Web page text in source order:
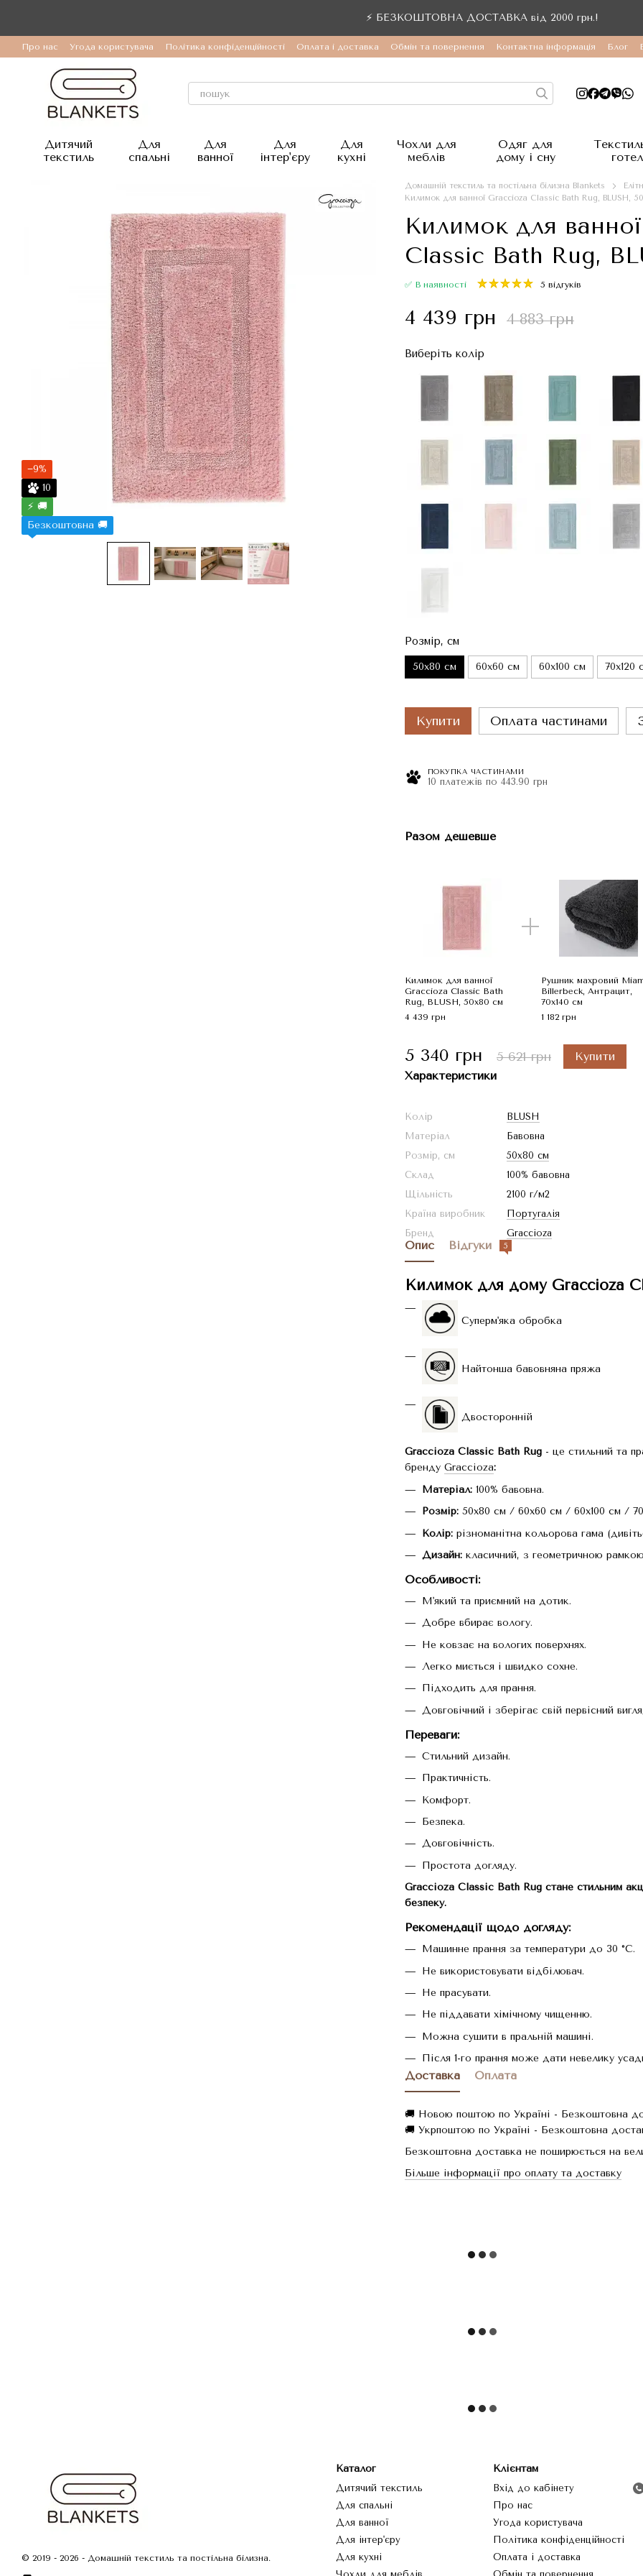
⚡ БЕЗКОШТОВНА ДОСТАВКА від 2000 грн.!
Про нас Угода користувача Політика конфіденційності Оплата і доставка Обмін та повернення Контактна інформація Блог
Дитячий
текстиль
Для
спальні
Для
ванної
Для
інтер'єру
Для
кухні
Чохли для
меблів
Одяг для
дому і сну
−9%
10
⚡ 🚚
Безкоштовна 🚚
Домашній текстиль та постільна білизна Blankets
Килимок для ванної Graccioza Classic Bath Rug, BLUSH,
Килимок для
Classic Bath Rug,
✅ В наявності 5 відгуків
4 439 грн 4 883 грн
Виберіть колір
Розмір, см
50x80 см 60x60 см 60x100 см 70x120
Купити Оплата частинами
ПОКУПКА ЧАСТИНАМИ
10 платежів по 443.90 грн
Разом дешевше
Килимок для ванної
Graccioza Classic Bath
Rug, BLUSH, 50x80 см
4 439 грн
Рушник махровий
Billerbeck, Антрацит,
70x140 см
1 182 грн
5 340 грн 5 621 грн Купити
Характеристики
Колір
BLUSH
Матеріал
Бавовна
Розмір, см
50x80 см
Склад
100% бавовна
Щільність
2100 г/м2
Країна виробник
Португалія
Бренд
Graccioza
Опис Відгуки 5
Килимок для дому Graccioza
Суперм'яка обробка
Найтонша бавовняна пряжа
Двосторонній
Graccioza Classic Bath Rug- це стильний та
бренду Graccioza:
Матеріал:100% бавовна.
Розмір:50x80 см / 60x60 см / 60x100 см /
Колір:різноманітна кольорова гама
Дизайн:класичний, з геометричною
Особливості:
М'який та приємний на дотик.
Добре вбирає вологу.
Не ковзає на вологих поверхнях.
Легко миється і швидко сохне.
Підходить для прання.
Довговічний і зберігає свій первісний
Переваги:
Стильний дизайн.
Практичність.
Комфорт.
Безпека.
Довговічність.
Простота догляду.
Graccioza Classic Bath Rug стане стильним
безпеку.
Рекомендації щодо догляду:
Машинне прання за температури до 30 °C.
Не використовувати відбілювач.
Не прасувати.
Не піддавати хімічному чищенню.
Можна сушити в пральній машині.
Після 1-го прання може дати невелику
Доставка Оплата
🚚 Новою поштою по Україні - Безкоштовна
🚚 Укрпоштою по Україні - Безкоштовна
Безкоштовна доставка не поширюється на
Більше інформації про оплату та доставку
© 2019 - 2026 - Домашній текстиль та постільна білизна.
Каталог
Дитячий текстиль
Для спальні
Для ванної
Для інтер'єру
Для кухні
Клієнтам
Вхід до кабінету
Про нас
Угода користувача
Політика конфіденційності
Оплата і доставка